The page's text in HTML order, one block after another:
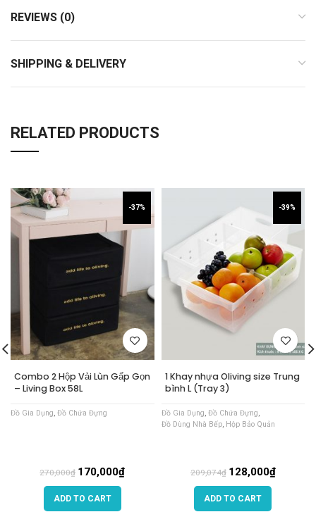
REVIEWS (0)
SHIPPING & DELIVERY
RELATED PRODUCTS
-37%
Combo 2 Hộp Vải Lùn Gấp Gọn
– Living Box 58L
Đồ Gia Dụng, Đồ Chứa Đựng
270,000₫ 170,000₫
ADD TO CART
-39%
1 Khay nhựa Oliving size Trung
bình L (Tray 3)
Đồ Gia Dụng, Đồ Chứa Đựng,
Đồ Dùng Nhà Bếp, Hộp Bảo Quản
209,074₫ 128,000₫
ADD TO CART